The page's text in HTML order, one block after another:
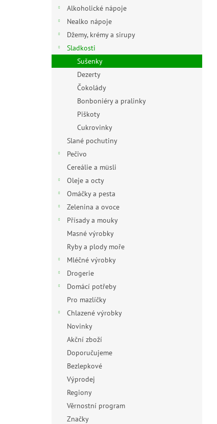
Alkoholické nápoje
Nealko nápoje
Džemy, krémy a sirupy
Sladkosti
Sušenky
Dezerty
Čokolády
Bonboniéry a pralinky
Piškoty
Cukrovinky
Slané pochutiny
Pečivo
Cereálie a müsli
Oleje a octy
Omáčky a pesta
Zelenina a ovoce
Přísady a mouky
Masné výrobky
Ryby a plody moře
Mléčné výrobky
Drogerie
Domácí potřeby
Pro mazlíčky
Chlazené výrobky
Novinky
Akční zboží
Doporučujeme
Bezlepkové
Výprodej
Regiony
Věrnostní program
Značky